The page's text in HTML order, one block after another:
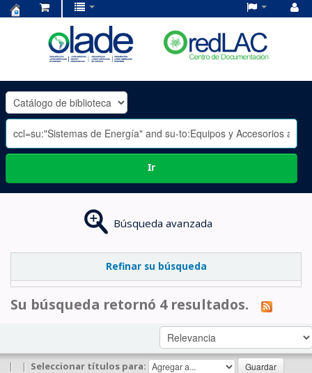
OLADE
-
Ir
Búsqueda avanzada
Refinar su búsqueda
Su búsqueda retornó 4 resultados.
| | Seleccionar títulos para: